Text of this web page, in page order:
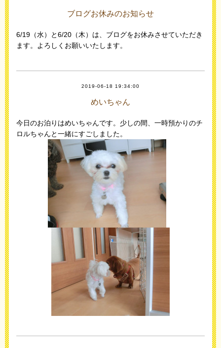
ブログお休みのお知らせ
6/19（水）と6/20（木）は、ブログをお休みさせていただき
ます。よろしくお願いいたします。
2019-06-18 19:34:00
めいちゃん
今日のお泊りはめいちゃんです。少しの間、一時預かりのチ
ロルちゃんと一緒にすごしました。